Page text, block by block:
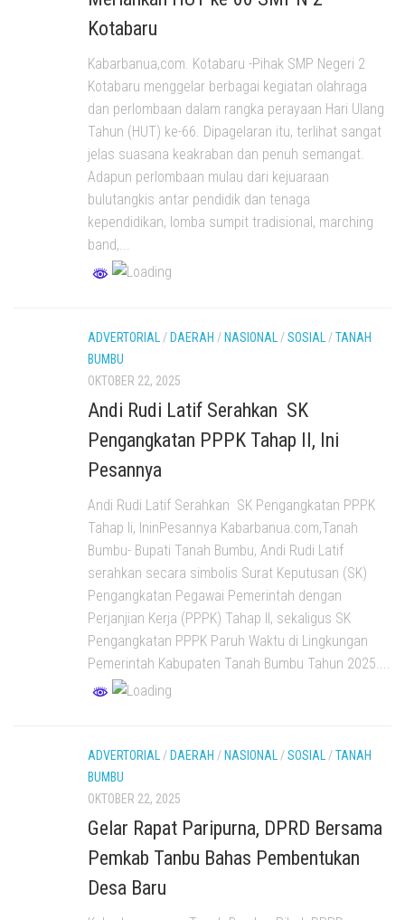
Kotabaru
Kabarbanua,com. Kotabaru -Pihak SMP Negeri 2
Kotabaru menggelar berbagai kegiatan olahraga
dan perlombaan dalam rangka perayaan Hari Ulang
Tahun (HUT) ke-66. Dipagelaran itu, terlihat sangat
jelas suasana keakraban dan penuh semangat.
Adapun perlombaan mulau dari kejuaraan
bulutangkis antar pendidik dan tenaga
kependidikan, lomba sumpit tradisional, marching
band,...
ADVERTORIAL / DAERAH / NASIONAL /SOSIAL /TANAH
BUMBU
OKTOBER 22, 2025
Andi Rudi Latif Serahkan SK
Pengangkatan PPPK Tahap II, Ini
Pesannya
Andi Rudi Latif Serahkan SK Pengangkatan PPPK
Tahap Ii, IninPesannya Kabarbanua.com,Tanah
Bumbu- Bupati Tanah Bumbu, Andi Rudi Latif
serahkan secara simbolis Surat Keputusan (SK)
Pengangkatan Pegawai Pemerintah dengan
Perjanjian Kerja (PPPK) Tahap II, sekaligus SK
Pengangkatan PPPK Paruh Waktu di Lingkungan
Pemerintah Kabupaten Tanah Bumbu Tahun 2025....
ADVERTORIAL / DAERAH / NASIONAL /SOSIAL /TANAH
BUMBU
OKTOBER 22, 2025
Gelar Rapat Paripurna, DPRD Bersama
Pemkab Tanbu Bahas Pembentukan
Desa Baru